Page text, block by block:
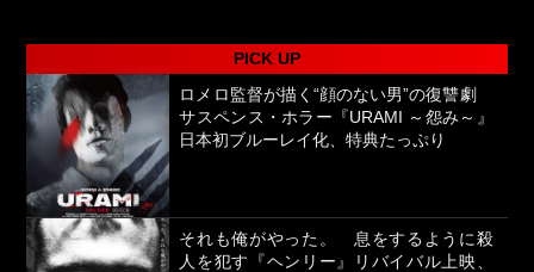
PICK UP
ロメロ監督が描く“顔のない男”の復讐劇
サスペンス・ホラー『URAMI ～怨み～』
日本初ブルーレイ化、特典たっぷり
それも俺がやった。 息をするように殺
人を犯す『ヘンリー』リバイバル上映、